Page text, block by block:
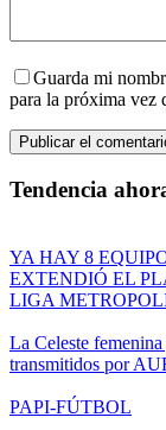
Guarda mi
para la próxima vez
Publicar el
Tendencia
YA HAY 8
EXTENDIÓ EL
LIGA
La Celeste
transmitidos por
PAPI-FÚTBOL